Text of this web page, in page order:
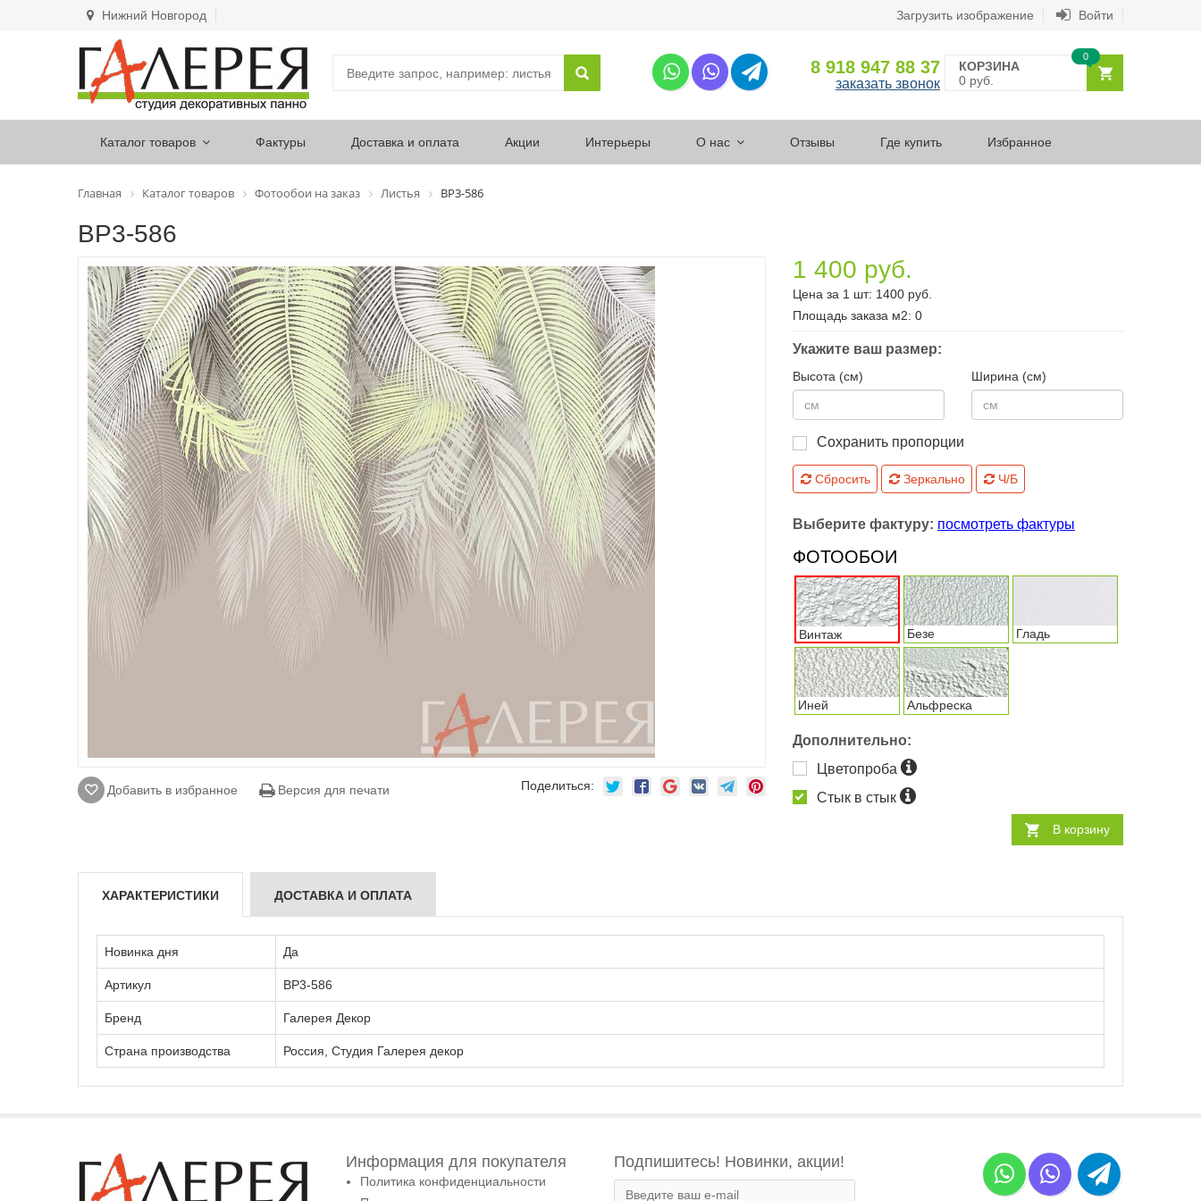
Нижний Новгород Загрузить изображение Войти
8 918 947 88 37
заказать звонок
КОРЗИНА
0 руб.
0
Каталог товаров Фактуры Доставка и оплата Акции Интерьеры О нас Отзывы Где купить Избранное
Главная Каталог товаров Фотообои на заказ Листья ВР3-586
ВР3-586
Добавить в избранное Версия для печати Поделиться:
1 400 руб.
Цена за 1 шт: 1400 руб.
Площадь заказа м2: 0
Укажите ваш размер:
Высота (см) Ширина (см)
Сохранить пропорции
Сбросить Зеркально Ч/Б
Выберите фактуру: посмотреть фактуры
ФОТООБОИ
Винтаж Безе Гладь
Иней Альфреска
Дополнительно:
Цветопроба
Стык в стык
В корзину
ХАРАКТЕРИСТИКИ ДОСТАВКА И ОПЛАТА
Новинка дня Да
Артикул ВР3-586
Бренд Галерея Декор
Страна производства Россия, Студия Галерея декор
Информация для покупателя
Политика конфиденциальности
Подпишитесь! Новинки, акции!